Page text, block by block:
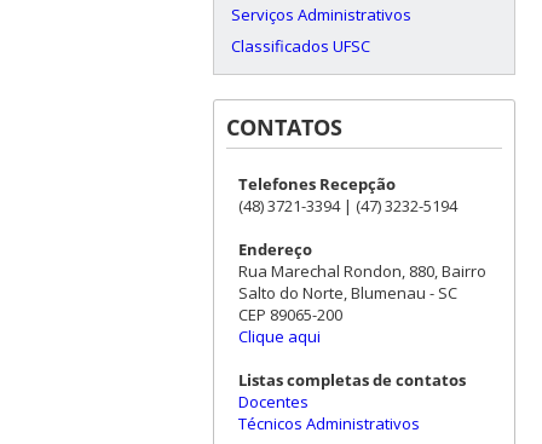
Serviços Administrativos
Classificados UFSC
CONTATOS
Telefones Recepção
(48) 3721-3394 | (47) 3232-5194
Endereço
Rua Marechal Rondon, 880, Bairro
Salto do Norte, Blumenau - SC
CEP 89065-200
Clique aqui
Listas completas de contatos
Docentes
Técnicos Administrativos